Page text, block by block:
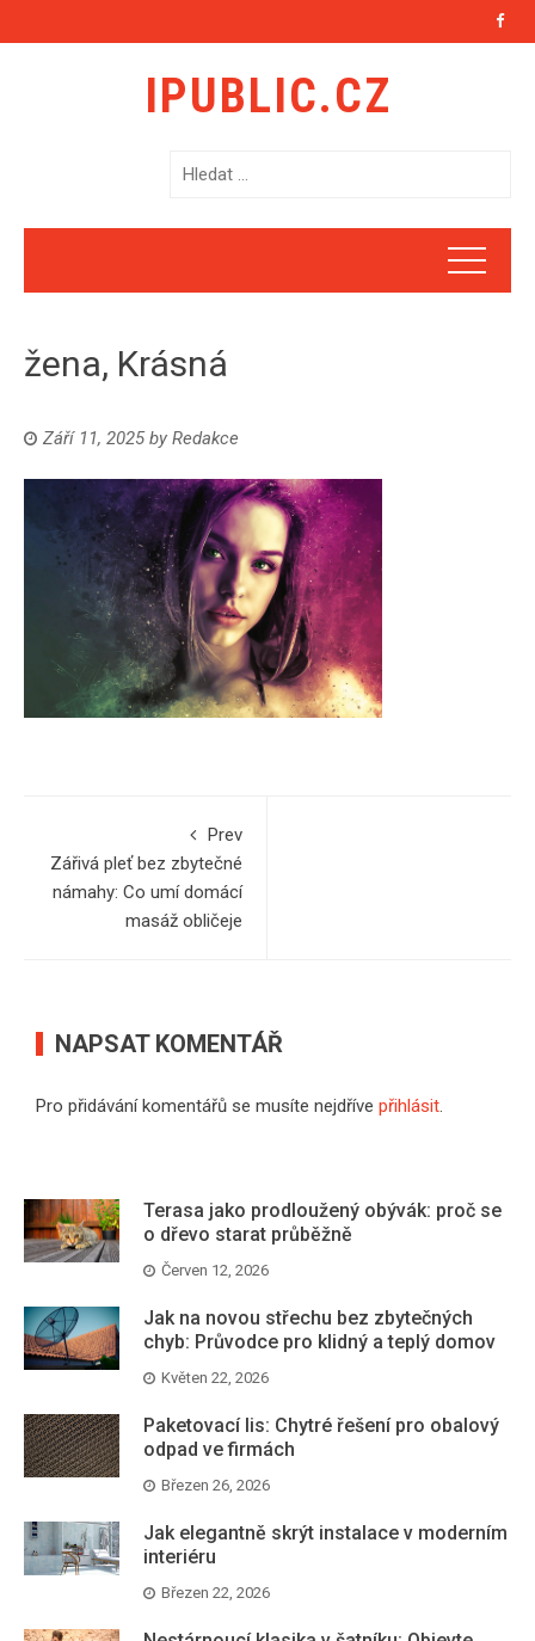
IPUBLIC.CZ
v
í
žena, Krásná
Září 11, 2025by Redakce
Prev
Zářivá pleť bez zbytečné
námahy: Co umí domácí
masáž obličeje
NAPSAT KOMENTÁŘ
Pro přidávání komentářů se musíte nejdříve přihlásit.
Terasa jako prodloužený obývák: proč se
o dřevo starat průběžně
Červen 12, 2026
Jak na novou střechu bez zbytečných
chyb: Průvodce pro klidný a teplý domov
Květen 22, 2026
Paketovací lis: Chytré řešení pro obalový
odpad ve firmách
Březen 26, 2026
Jak elegantně skrýt instalace v moderním
interiéru
Březen 22, 2026